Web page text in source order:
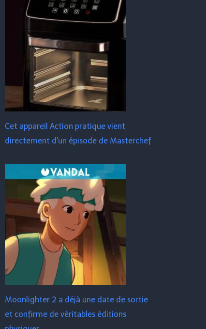
Cet appareil Action pratique vient
directement d'un épisode de Masterchef
Moonlighter 2 a déjà une date de sortie
et confirme de véritables éditions